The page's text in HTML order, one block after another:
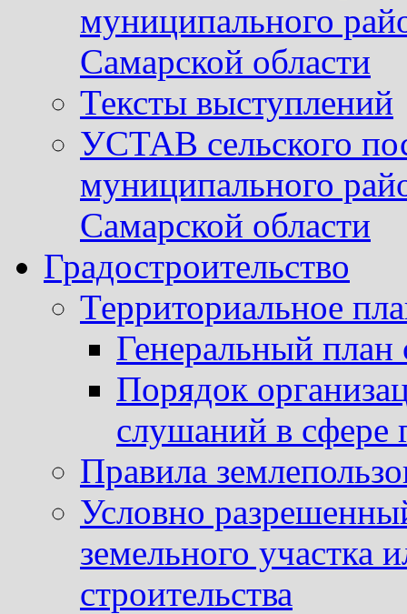
муниципального
Самарской области
Тексты выступлений
УСТАВ сельского
муниципального
Самарской области
Градостроительство
Территориальное
Генеральный план
Порядок
слушаний в сфере
Правила
Условно
земельного участка
строительства